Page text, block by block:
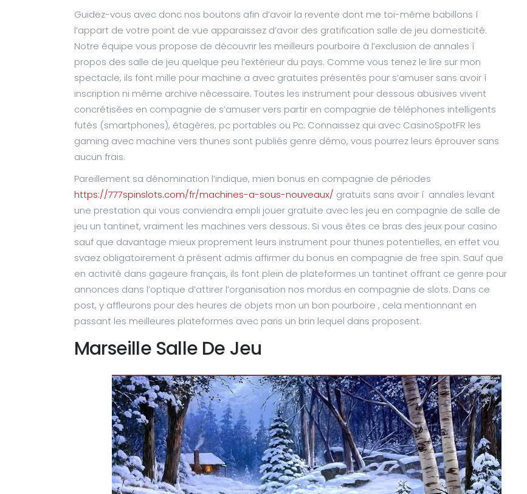
Guidez-vous avec donc nos boutons afin d’avoir la revente dont me toi-même babillons í
l’appart de votre point de vue apparaissez d’avoir des gratification salle de jeu domesticité.
Notre équipe vous propose de découvrir les meilleurs pourboire à l’exclusion de annales í
propos des salle de jeu quelque peu l’extérieur du pays. Comme vous tenez le lire sur mon
spectacle, ils font mille pour machine a avec gratuites présentés pour s’amuser sans avoir í
inscription ni même archive nécessaire. Toutes les instrument pour dessous abusives vivent
concrétisées en compagnie de s’amuser vers partir en compagnie de téléphones intelligents
futés (smartphones), étagères, pc portables ou Pc. Connaissez qui avec CasinoSpotFR les
gaming avec machine vers thunes sont publiés genre démo, vous pourrez leurs éprouver sans
aucun frais.
Pareillement sa dénomination l’indique, mien bonus en compagnie de périodes
https://777spinslots.com/fr/machines-a-sous-nouveaux/ gratuits sans avoir í annales levant
une prestation qui vous conviendra empli jouer gratuite avec les jeu en compagnie de salle de
jeu un tantinet, vraiment les machines vers dessous. Si vous êtes ce bras des jeux pour casino
sauf que davantage mieux proprement leurs instrument pour thunes potentielles, en effet vou
svaez obligatoirement à présent admis affirmer du bonus en compagnie de free spin. Sauf que
en activité dans gageure français, ils font plein de plateformes un tantinet offrant ce genre pour
annonces dans l’optique d’attirer l’organisation nos mordus en compagnie de slots. Dans ce
post, y affleurons pour des heures de objets mon un bon pourboire , cela mentionnant en
passant les meilleures plateformes avec paris un brin lequel dans proposent.
Marseille Salle De Jeu